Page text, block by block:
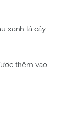
xanh lá cây
thêm vào